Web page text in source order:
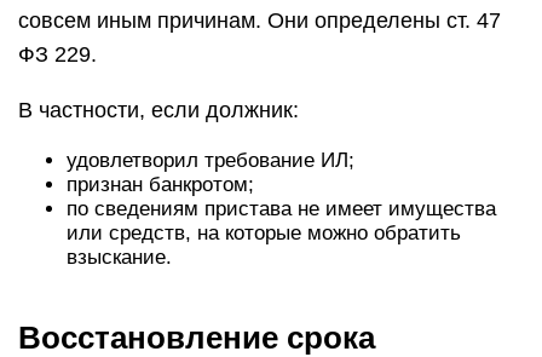
совсем иным причинам. Они определены ст. 47
ФЗ 229.
В частности, если должник:
удовлетворил требование ИЛ;
признан банкротом;
по сведениям пристава не имеет имущества
или средств, на которые можно обратить
взыскание.
Восстановление срока